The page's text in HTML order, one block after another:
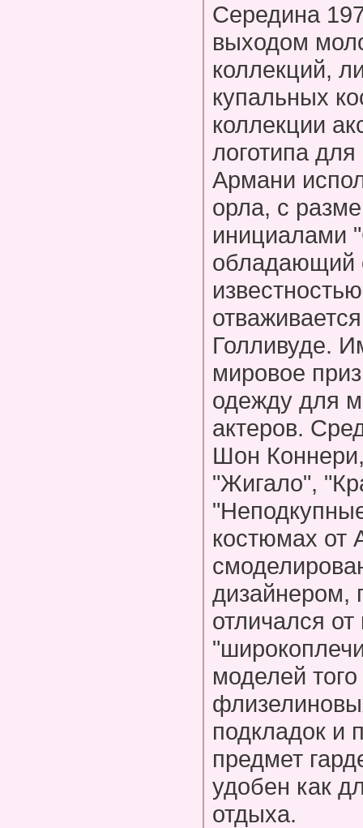
Середина
выходом
коллекций,
купальных
коллекции
логотипа
Армани
орла, с
инициалами
обладающий
Голливуде.
мировое
одежду для
актеров.
Шон
"Жигало",
костюмах от
дизайнером,
отличался от
моделей
подкладок и
предмет
удобен как
отдыха.